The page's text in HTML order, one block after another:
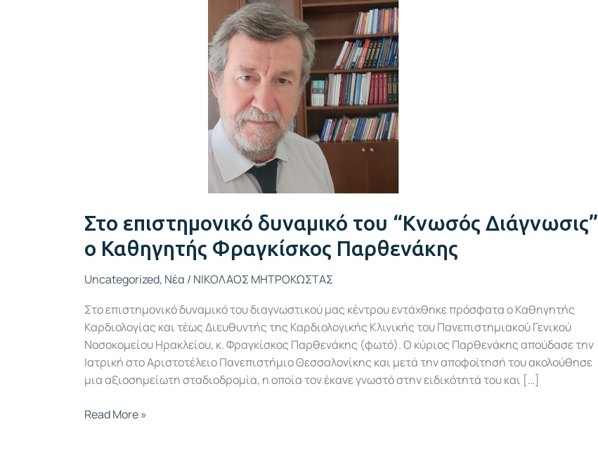
Στο επιστημονικό δυναμικό του “Κνωσός Διάγνωσις”
ο Καθηγητής Φραγκίσκος Παρθενάκης
Uncategorized, Νέα / ΝΙΚΟΛΑΟΣ ΜΗΤΡΟΚΩΣΤΑΣ
Στο επιστημονικό δυναμικό του διαγνωστικού μας κέντρου εντάχθηκε πρόσφατα ο Καθηγητής
Καρδιολογίας και τέως Διευθυντής της Καρδιολογικής Κλινικής του Πανεπιστημιακού Γενικού
Νοσοκομείου Ηρακλείου, κ. Φραγκίσκος Παρθενάκης (φωτό). Ο κύριος Παρθενάκης απούδασε την
Ιατρική στο Αριστοτέλειο Πανεπιστήμιο Θεσσαλονίκης και μετά την αποφοίτησή του ακολούθησε
μια αξιοσημείωτη σταδιοδρομία, η οποία τον έκανε γνωστό στην ειδικότητά του και […]
Read More »